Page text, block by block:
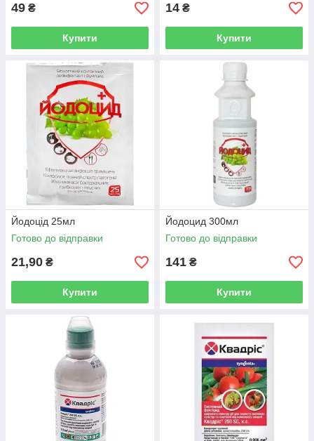
49 ₴
Купити
14 ₴
Купити
Йодоцід 25мл
Готово до відправки
21,90 ₴
Купити
Йодоцид 300мл
Готово до відправки
141 ₴
Купити